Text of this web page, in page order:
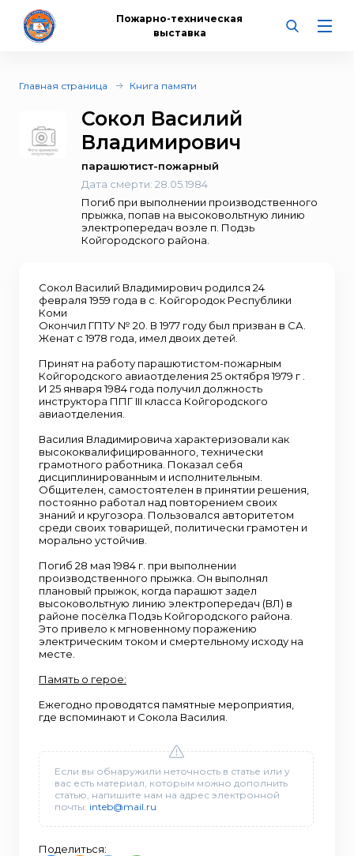
Пожарно-техническая
выставка
Главная страница Книга памяти
Сокол Василий
Владимирович
парашютист-пожарный
Дата смерти: 28.05.1984
Погиб при выполнении производственного
прыжка, попав на высоковольтную линию
электропередач возле п. Подзь
Койгородского района.
Сокол Василий Владимирович родился 24
февраля 1959 года в с. Койгородок Республики
Коми
Окончил ГПТУ № 20. В 1977 году был призван в СА.
Женат с 1978 года, имел двоих детей.
Принят на работу парашютистом-пожарным
Койгородского авиаотделения 25 октября 1979 г .
И 25 января 1984 года получил должность
инструктора ППГ III класса Койгородского
авиаотделения.
Василия Владимировича характеризовали как
высококвалифицированного, технически
грамотного работника. Показал себя
дисциплинированным и исполнительным.
Общителен, самостоятелен в принятии решения,
постоянно работал над повторением своих
знаний и кругозора. Пользовался авторитетом
среди своих товарищей, политически грамотен и
морально устойчив.
Погиб 28 мая 1984 г. при выполнении
производственного прыжка. Он выполнял
плановый прыжок, когда парашют задел
высоковольтную линию электропередач (ВЛ) в
районе посёлка Подзь Койгородского района.
Это привело к мгновенному поражению
электрическим током и смертельному исходу на
месте.
Память о герое:
Ежегодно проводятся памятные мероприятия,
где вспоминают и Сокола Василия.
Если вы обнаружили неточность в статье или у
вас есть материал, которым можно дополнить
статью, напишите нам на адрес электронной
почты: inteb@mail.ru
Поделиться: